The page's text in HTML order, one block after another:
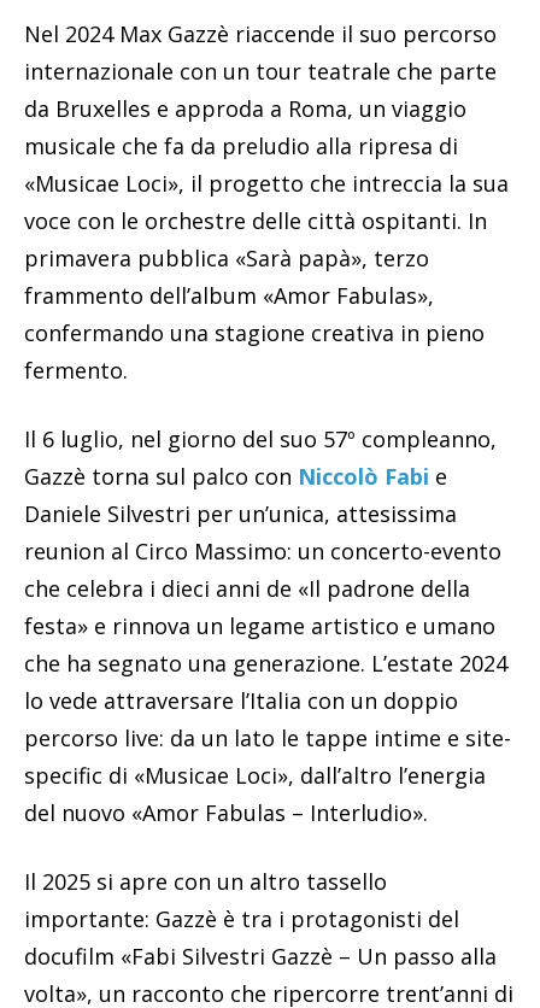
Nel 2024 Max Gazzè riaccende il suo percorso
internazionale con un tour teatrale che parte
da Bruxelles e approda a Roma, un viaggio
musicale che fa da preludio alla ripresa di
«Musicae Loci», il progetto che intreccia la sua
voce con le orchestre delle città ospitanti. In
primavera pubblica «Sarà papà», terzo
frammento dell’album «Amor Fabulas»,
confermando una stagione creativa in pieno
fermento.
Il 6 luglio, nel giorno del suo 57º compleanno,
Gazzè torna sul palco con Niccolò Fabi e
Daniele Silvestri per un’unica, attesissima
reunion al Circo Massimo: un concerto-evento
che celebra i dieci anni de «Il padrone della
festa» e rinnova un legame artistico e umano
che ha segnato una generazione. L’estate 2024
lo vede attraversare l’Italia con un doppio
percorso live: da un lato le tappe intime e site-
specific di «Musicae Loci», dall’altro l’energia
del nuovo «Amor Fabulas – Interludio».
Il 2025 si apre con un altro tassello
importante: Gazzè è tra i protagonisti del
docufilm «Fabi Silvestri Gazzè – Un passo alla
volta», un racconto che ripercorre trent’anni di